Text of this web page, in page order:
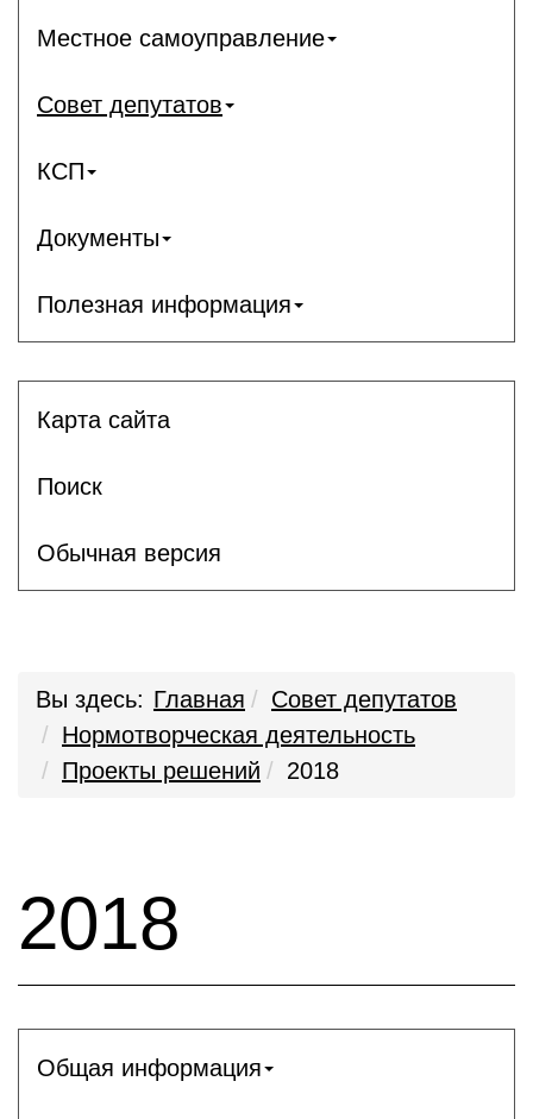
Местное самоуправление
Совет депутатов
КСП
Документы
Полезная информация
Карта сайта
Поиск
Обычная версия
Вы здесь: Главная
Совет депутатов
Нормотворческая деятельность
Проекты решений
2018
2018
Общая информация